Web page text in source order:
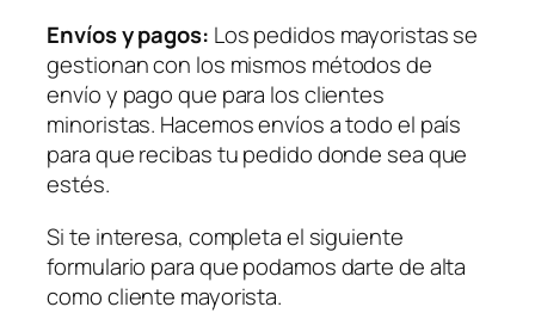
Envíos y pagos: Los pedidos mayoristas se
gestionan con los mismos métodos de
envío y pago que para los clientes
minoristas. Hacemos envíos a todo el país
para que recibas tu pedido donde sea que
estés.
Si te interesa, completa el siguiente
formulario para que podamos darte de alta
como cliente mayorista.